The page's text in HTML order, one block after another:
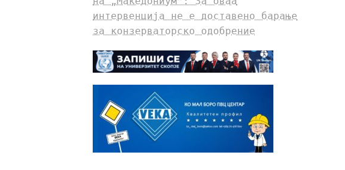
интервенција не е доставено барање
за конзерваторско одобрение